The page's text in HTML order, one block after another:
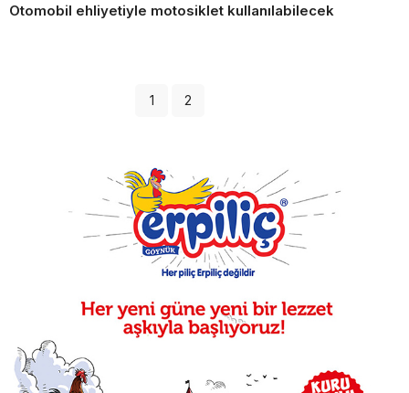
Otomobil ehliyetiyle motosiklet kullanılabilecek
1 2